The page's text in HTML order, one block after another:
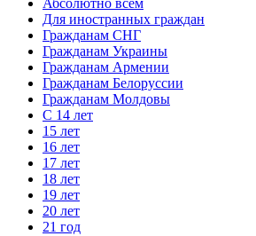
Абсолютно всем
Для иностранных граждан
Гражданам СНГ
Гражданам Украины
Гражданам Армении
Гражданам Белоруссии
Гражданам Молдовы
С 14 лет
15 лет
16 лет
17 лет
18 лет
19 лет
20 лет
21 год